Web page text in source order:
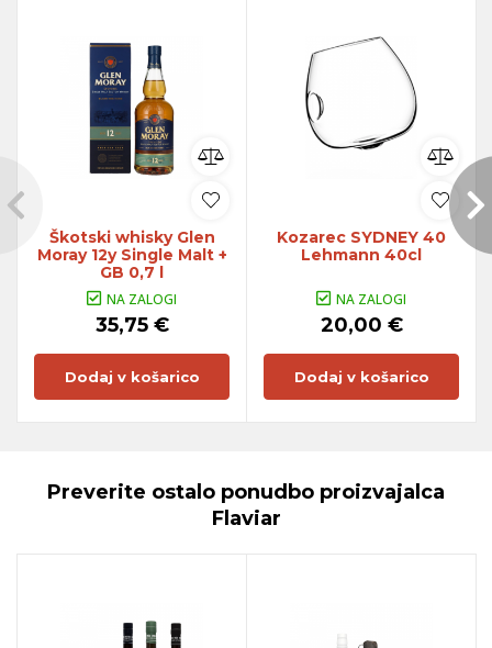
Škotski whisky Glen
Moray 12y Single Malt +
GB 0,7 l
NA ZALOGI
35,75 €
Dodaj v košarico
Kozarec SYDNEY 40
Lehmann 40cl
NA ZALOGI
20,00 €
Dodaj v košarico
Preverite ostalo ponudbo proizvajalca
Flaviar